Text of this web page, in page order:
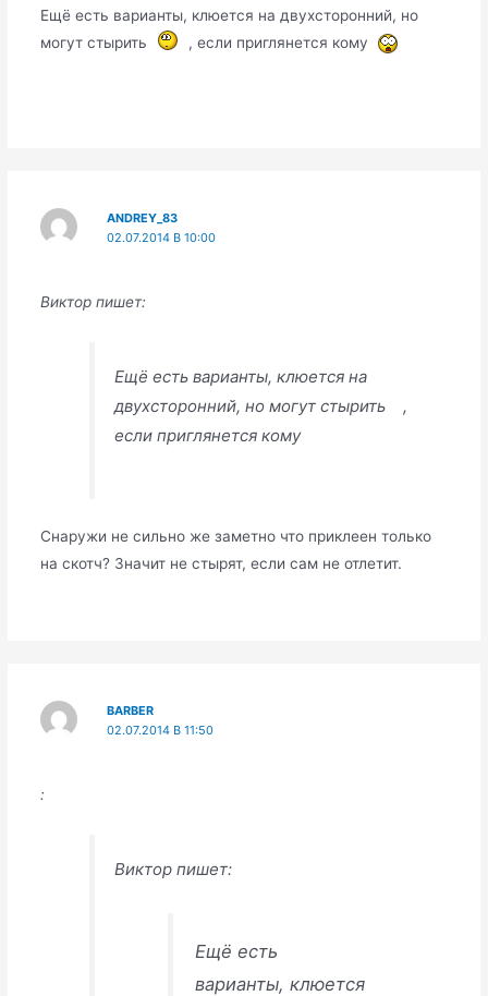
Ещё есть варианты, клюется на двухсторонний, но
могут стырить
, если приглянется кому
ANDREY_83
02.07.2014 В 10:00
Виктор пишет:
Ещё есть варианты, клюется на
двухсторонний, но могут стырить ,
если приглянется кому
Снаружи не сильно же заметно что приклеен только
на скотч? Значит не стырят, если сам не отлетит.
BARBER
02.07.2014 В 11:50
:
Виктор пишет:
Ещё есть
варианты, клюется